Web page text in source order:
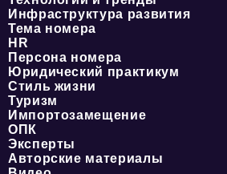
Инфраструктура развития
Тема номера
HR
Персона номера
Юридический практикум
Стиль жизни
Туризм
Импортозамещение
ОПК
Эксперты
Авторские материалы